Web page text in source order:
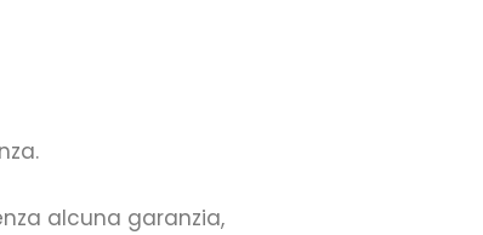
alcuna garanzia,